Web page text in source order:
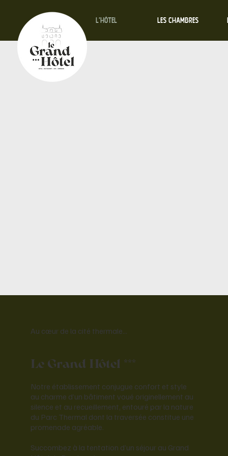
L'HÔTEL LES CHAMBRES
Au cœur de la cité thermale...
Le Grand Hôtel ***
Notre établissement conjugue confort et style
au charme d’un bâtiment voué originellement au
silence et au recueillement, entouré par la nature
du Parc Thermal dont la traversée constitue une
promenade agréable.
Succombez à la tentation d’un séjour au Grand